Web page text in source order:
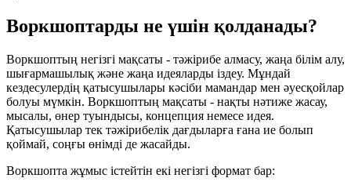
Воркшоптарды не үшін қолданады?
Воркшоптың негізгі мақсаты - тәжірибе алмасу, жаңа білім алу,
шығармашылық және жаңа идеяларды іздеу. Мұндай
кездесулердің қатысушылары кәсіби мамандар мен әуесқойлар
болуы мүмкін. Воркшоптың мақсаты - нақты нәтиже жасау,
мысалы, өнер туындысы, концепция немесе идея.
Қатысушылар тек тәжірибелік дағдыларға ғана ие болып
қоймай, соңғы өнімді де жасайды.
Воркшопта жұмыс істейтін екі негізгі формат бар: